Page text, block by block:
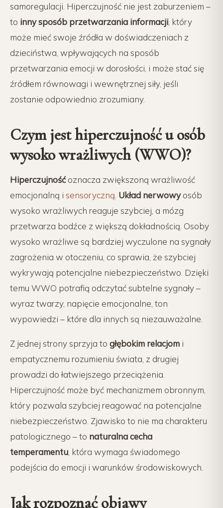
samoregulacji. Hiperczujność nie jest zaburzeniem –
to inny sposób przetwarzania informacji , który
może mieć swoje źródła w doświadczeniach z
dzieciństwa, wpływających na sposób
przetwarzania emocji w dorosłości, i może stać się
źródłem równowagi i wewnętrznej siły, jeśli
zostanie odpowiednio zrozumiany.
Czym jest hiperczujność u osób
wysoko wrażliwych (WWO)?
Hiperczujnośćoznacza zwiększoną wrażliwość
emocjonalną i sensoryczną Układ nerwowyosób
wysoko wrażliwych reaguje szybciej, a mózg
przetwarza bodźce z większą dokładnością. Osoby
wysoko wrażliwe są bardziej wyczulone na sygnały
zagrożenia w otoczeniu, co sprawia, że szybciej
wykrywają potencjalne niebezpieczeństwo. Dzięki
temu WWO potrafią odczytać subtelne sygnały –
wyraz twarzy, napięcie emocjonalne, ton
wypowiedzi – które dla innych są niezauważalne.
Z jednej strony sprzyja to głębokim relacjom i
empatycznemu rozumieniu świata, z drugiej
prowadzi do łatwiejszego przeciążenia.
Hiperczujność może być mechanizmem obronnym,
który pozwala szybciej reagować na potencjalne
niebezpieczeństwo. Zjawisko to nie ma charakteru
patologicznego – to naturalna cecha
temperamentu , która wymaga świadomego
podejścia do emocji i warunków środowiskowych.
Jak rozpoznać objawy